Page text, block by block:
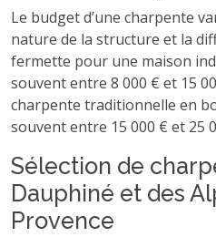
Le budget d’une charpente
nature de la structure et la
fermette pour une maison
souvent entre 8 000 € et 15
charpente traditionnelle en
souvent entre 15 000 € et 25
Sélection de
Dauphiné et des
Provence